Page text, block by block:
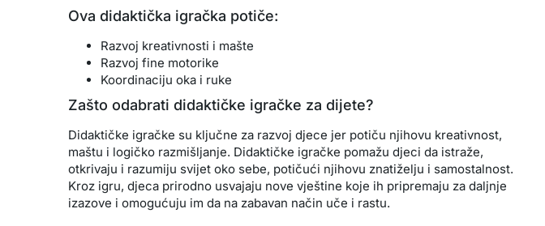
Ova didaktička igračka potiče:
Razvoj kreativnosti i mašte
Razvoj fine motorike
Koordinaciju oka i ruke
Zašto odabrati didaktičke igračke za dijete?
Didaktičke igračke su ključne za razvoj djece jer potiču njihovu kreativnost,
maštu i logičko razmišljanje. Didaktičke igračke pomažu djeci da istraže,
otkrivaju i razumiju svijet oko sebe, potičući njihovu znatiželju i samostalnost.
Kroz igru, djeca prirodno usvajaju nove vještine koje ih pripremaju za daljnje
izazove i omogućuju im da na zabavan način uče i rastu.